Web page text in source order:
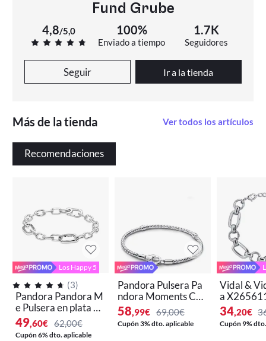
Fund Grube
4,8/5,0 100%
Enviado a tiempo
1.7K
Seguidores
Seguir Ir a la tienda
Más de la tienda Ver todos los artículos
Recomendaciones
Los Happy 5
(3)
Pandora Pandora M
e Pulsera en plata de
ley Cadena de Eslab
ones Cierre Mosque
49 ,60€ 62,00€
Cupón 6% dto. aplicable
Pandora Pulsera Pa
ndora Moments Cad
ena & Cierre con Tac
huelas 593681C00 ,
para Mujer
58 ,99€ 69,00€
Cupón 3% dto. aplicable
Vidal &
a
Mujer
34,20€
Cupón 9%